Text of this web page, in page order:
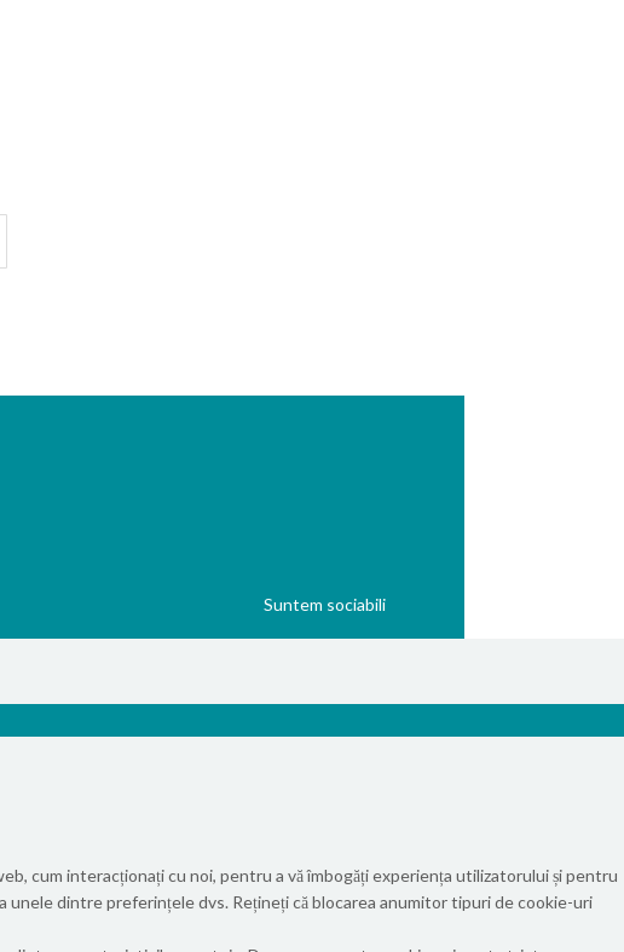
Suntem sociabili
cum interacționați cu noi, pentru a vă îmbogăți experiența utilizatorului și pentru
dintre preferințele dvs. Rețineți că blocarea anumitor tipuri de cookie-uri